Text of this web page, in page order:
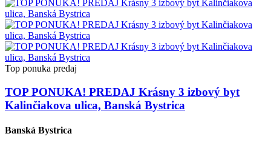
Top ponuka predaj
TOP PONUKA! PREDAJ Krásny 3 izbový byt
Kalinčiakova ulica, Banská Bystrica
Banská Bystrica